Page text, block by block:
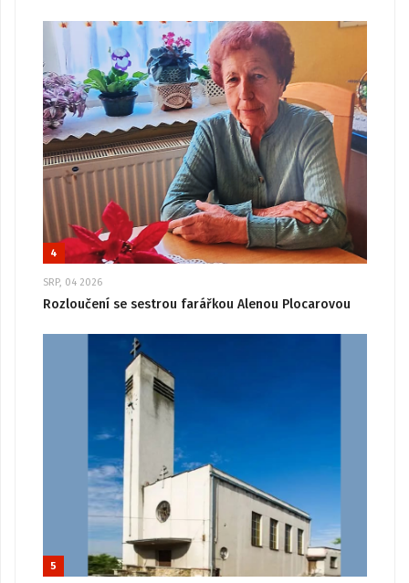
4
SRP, 04 2026
Rozloučení se sestrou farářkou Alenou Plocarovou
5